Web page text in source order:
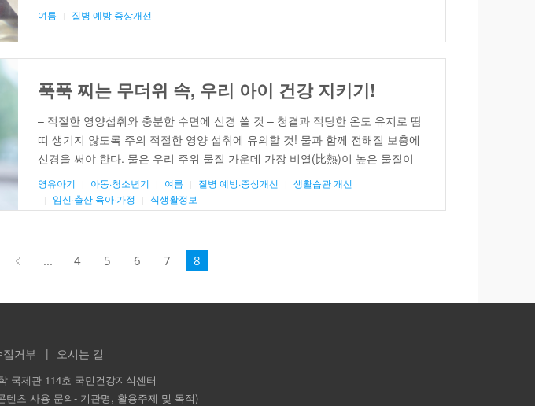
통해 접하게 되는데, 이런 정보가 과연 올바른 것이지 확인해 볼 필요가 있다.
여름 질병 예방·증상개선
푹푹 찌는 무더위 속, 우리 아이 건강 지키기!
– 적절한 영양섭취와 충분한 수면에 신경 쓸 것 – 청결과 적당한 온도 유지로 땀
띠 생기지 않도록 주의 적절한 영양 섭취에 유의할 것! 물과 함께 전해질 보충에
신경을 써야 한다. 물은 우리 주위 물질 가운데 가장 비열(比熱)이 높은 물질이
다. 단위 그램당 가장 많은 열량을 빼앗긴다는 뜻이다. 체열을 식히기에는 물이
안성맞춤인 셈이다. 더울수록 물을 자주 마시고 샤워를 […]
영유아기 아동·청소년기 여름 질병 예방·증상개선
생활습관 개선
임신·출산·육아·가정
식생활정보
... 4 5 6 7 8
거부 오시는 길
국제관 114호 국민건강지식센터
텐츠 사용 문의- 기관명, 활용주제 및 목적)